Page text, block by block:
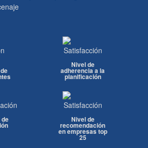
Nivel de
adherencia a la
planificación
Nivel de
recomendación
en empresas top
25